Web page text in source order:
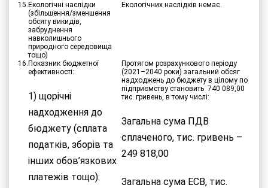
15. Екологічні наслідки
(збільшення/зменшення
обсягу викидів,
забруднення
навколишнього
природного середовища
тощо)
Екологічних наслідків немає.
16. Показник бюджетної
ефективності:
1) щорічні
надходження до
бюджету (сплата
податків, зборів та
інших обов’язкових
платежів тощо):
Протягом розрахункового періоду
(2021–2040 роки) загальний обсяг
надходжень до бюджету в цілому по
підприємству становить 740 089,00
тис. гривень, в тому числі:
Загальна сума ПДВ
сплаченого, тис. гривень –
249 818,00
Загальна сума ЕСВ, тис.